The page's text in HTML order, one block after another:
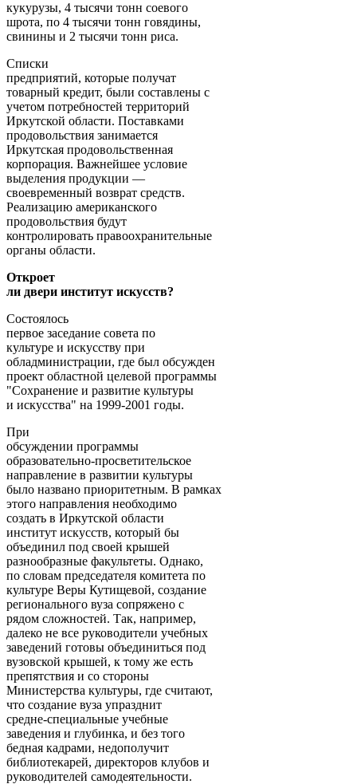
кукурузы, 4 тысячи тонн соевого
шрота, по 4 тысячи тонн говядины,
свинины и 2 тысячи тонн риса.
Списки
предприятий, которые получат
товарный кредит, были составлены с
учетом потребностей территорий
Иркутской области. Поставками
продовольствия занимается
Иркутская продовольственная
корпорация. Важнейшее условие
выделения продукции —
своевременный возврат средств.
Реализацию американского
продовольствия будут
контролировать правоохранительные
органы области.
Откроет
ли двери институт искусств?
Состоялось
первое заседание совета по
культуре и искусству при
обладминистрации, где был обсужден
проект областной целевой программы
"Сохранение и развитие культуры
и искусства" на 1999-2001 годы.
При
обсуждении программы
образовательно-просветительское
направление в развитии культуры
было названо приоритетным. В рамках
этого направления необходимо
создать в Иркутской области
институт искусств, который бы
объединил под своей крышей
разнообразные факультеты. Однако,
по словам председателя комитета по
культуре Веры Кутищевой, создание
регионального вуза сопряжено с
рядом сложностей. Так, например,
далеко не все руководители учебных
заведений готовы объединиться под
вузовской крышей, к тому же есть
препятствия и со стороны
Министерства культуры, где считают,
что создание вуза упразднит
средне-специальные учебные
заведения и глубинка, и без того
бедная кадрами, недополучит
библиотекарей, директоров клубов и
руководителей самодеятельности.